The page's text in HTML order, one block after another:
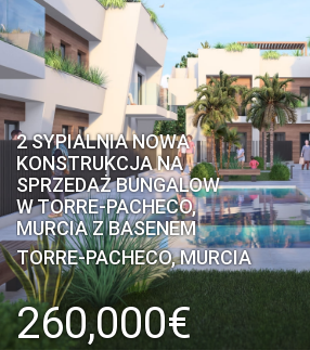
2 SYPIALNIA NOWA
KONSTRUKCJA NA
SPRZEDAŻ BUNGALOW
W TORRE-PACHECO,
MURCIA Z BASENEM
TORRE-PACHECO, MURCIA
260,000€